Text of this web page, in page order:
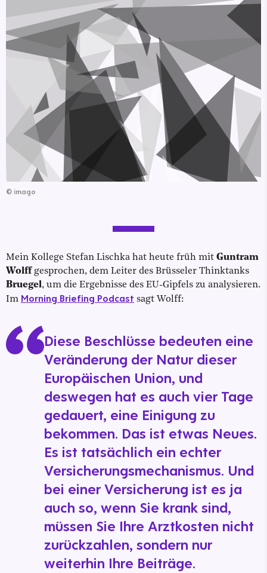
© imago
Mein Kollege Stefan Lischka hat heute früh mit Guntram
Wolff gesprochen, dem Leiter des Brüsseler Thinktanks
Bruegel, um die Ergebnisse des EU-Gipfels zu analysieren.
Im Morning Briefing Podcast sagt Wolff:
Diese Beschlüsse bedeuten eine
Veränderung der Natur dieser
Europäischen Union, und
deswegen hat es auch vier Tage
gedauert, eine Einigung zu
bekommen. Das ist etwas Neues.
Es ist tatsächlich ein echter
Versicherungsmechanismus. Und
bei einer Versicherung ist es ja
auch so, wenn Sie krank sind,
müssen Sie Ihre Arztkosten nicht
zurückzahlen, sondern nur
weiterhin Ihre Beiträge.